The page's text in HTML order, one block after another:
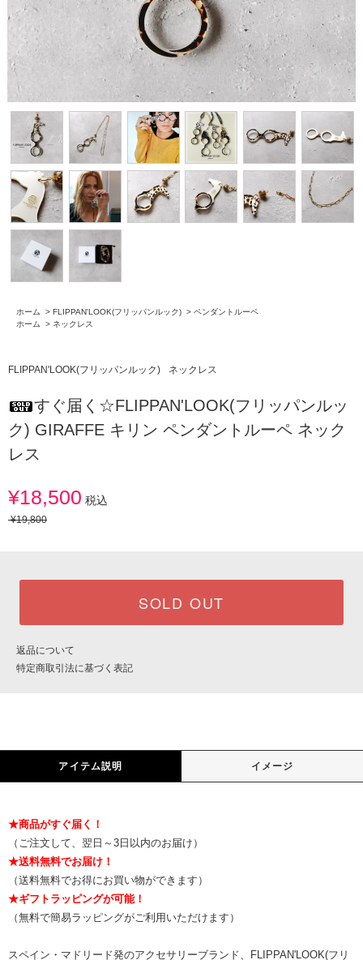
ホーム > FLIPPAN'LOOK(フリッパンルック) > ペンダントルーペ
ホーム
> ネックレス
FLIPPAN'LOOK(フリッパンルック) ネックレス
すぐ届く☆FLIPPAN'LOOK(フリッパンルッ
ク) GIRAFFE キリン ペンダントルーペ ネック
レス
¥18,500 税込
¥19,800
SOLD OUT
返品について
特定商取引法に基づく表記
アイテム説明 イメージ
★商品がすぐ届く！
（ご注文して、翌日～3日以内のお届け）
★送料無料でお届け！
（送料無料でお得にお買い物ができます）
★ギフトラッピングが可能！
（無料で簡易ラッピングがご利用いただけます）
スペイン・マドリード発のアクセサリーブランド、FLIPPAN'LOOK(フリ